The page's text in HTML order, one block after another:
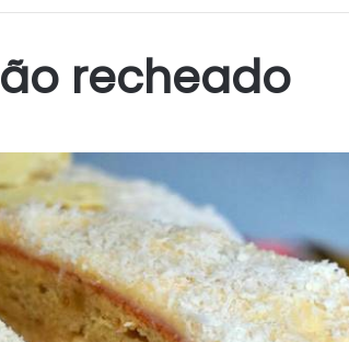
recheado